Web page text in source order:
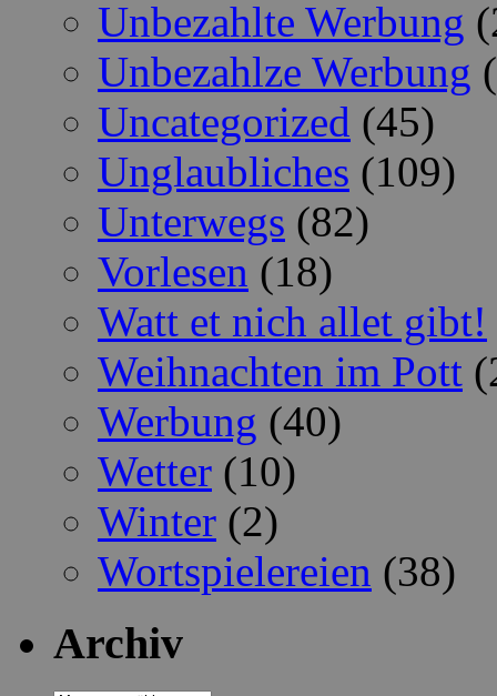
Unbezahlte Werbung
Unbezahlze Werbung
Uncategorized (45)
Unglaubliches (109)
Unterwegs (82)
Vorlesen (18)
Watt et nich allet gibt!
Weihnachten im Pott
Werbung (40)
Wetter (10)
Winter (2)
Wortspielereien (38)
Archiv